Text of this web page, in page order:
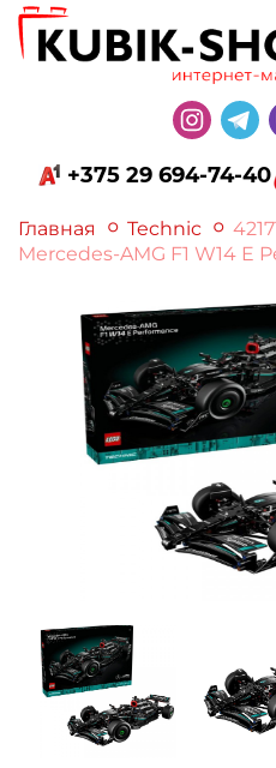
+375 29 694-74-40
Главная Technic
Mercedes-AMG F1 W14 E